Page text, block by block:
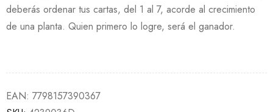
deberás ordenar tus cartas, del 1 al 7, acorde al crecimiento
de una planta. Quien primero lo logre, será el ganador.
EAN: 7798157390367